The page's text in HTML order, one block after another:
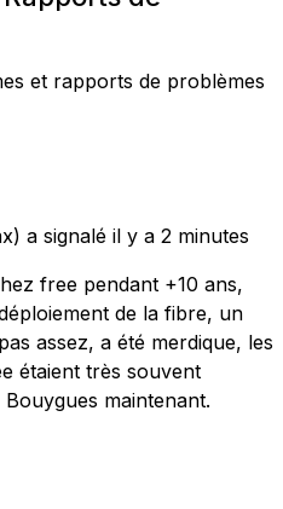
et rapports de problèmes
a signalé il y a 2 minutes
free pendant +10 ans,
de la fibre, un
assez, a été merdique, les
étaient très souvent
maintenant.